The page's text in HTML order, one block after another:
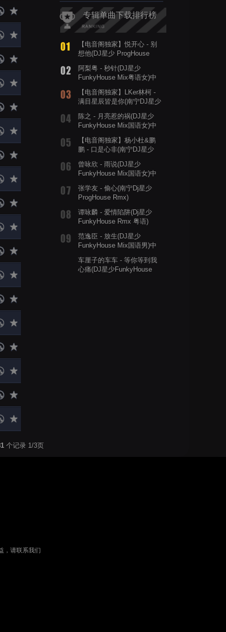
个记录 1/3页
专辑单曲下载排行榜
【电音阁独家】悦开心 - 别
想他(DJ星少 ProgHouse
阿梨粤 - 秒针(DJ星少
FunkyHouse Mix粤语女)中
【电音阁独家】LKer林柯 -
满目星辰皆是你(南宁DJ星少
陈之 - 月亮惹的祸(DJ星少
FunkyHouse Mix国语女)中
【电音阁独家】杨小杜&鹏
鹏 - 口是心非(南宁DJ星少
曾咏欣 - 雨说(DJ星少
FunkyHouse Mix国语女)中
张学友 - 偷心(南宁Dj星少
ProgHouse Rmx)
谭咏麟 - 爱情陷阱(Dj星少
FunkyHouse Rmx 粤语)
范逸臣 - 放生(DJ星少
FunkyHouse Mix国语男)中
车厘子的车车 - 等你等到我
心痛(DJ星少FunkyHouse
，请联系我们